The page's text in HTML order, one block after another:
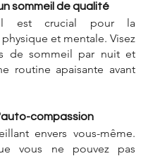
sommeil de qualité
est crucial pour la
et mentale. Visez
de sommeil par nuit et
routine apaisante avant
compassion
envers vous-même.
vous ne pouvez pas